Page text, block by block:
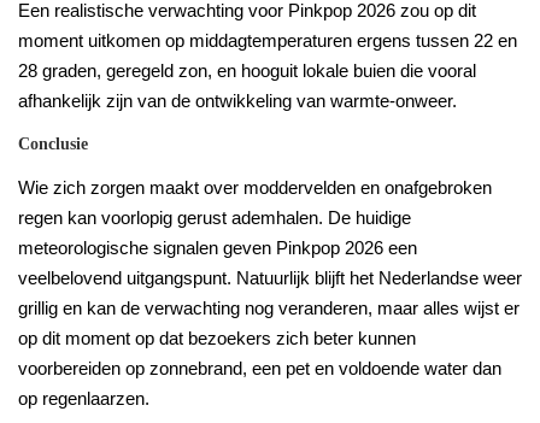
Een realistische verwachting voor Pinkpop 2026 zou op dit
moment uitkomen op middagtemperaturen ergens tussen 22 en
28 graden, geregeld zon, en hooguit lokale buien die vooral
afhankelijk zijn van de ontwikkeling van warmte-onweer.
Conclusie
Wie zich zorgen maakt over moddervelden en onafgebroken
regen kan voorlopig gerust ademhalen. De huidige
meteorologische signalen geven Pinkpop 2026 een
veelbelovend uitgangspunt. Natuurlijk blijft het Nederlandse weer
grillig en kan de verwachting nog veranderen, maar alles wijst er
op dit moment op dat bezoekers zich beter kunnen
voorbereiden op zonnebrand, een pet en voldoende water dan
op regenlaarzen.